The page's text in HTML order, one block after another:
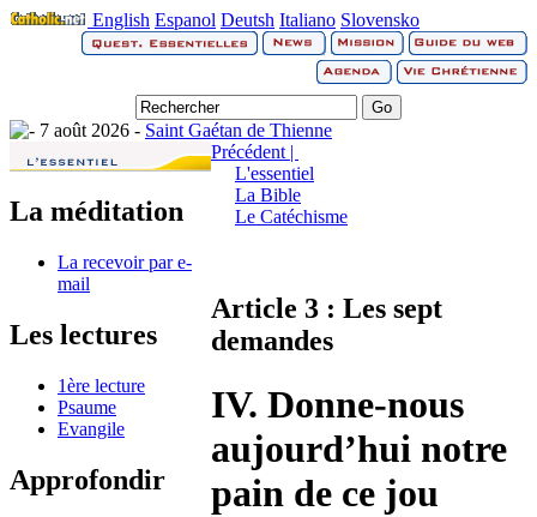
English Espanol Deutsh Italiano Slovensko
7 août 2026 - Saint Gaétan de Thienne
La méditation
La recevoir par e-
mail
Les lectures
1ère lecture
Psaume
Evangile
Approfondir
Précédent |
L'essentiel
La Bible
Le Catéchisme
Article 3 : Les sept
demandes
IV. Donne-nous
aujourd’hui notre
pain de ce jou